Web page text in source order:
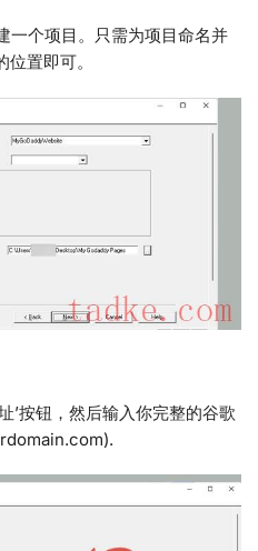
一个项目。只需为项目命名并
置即可。
’按钮，然后输入你完整的谷歌